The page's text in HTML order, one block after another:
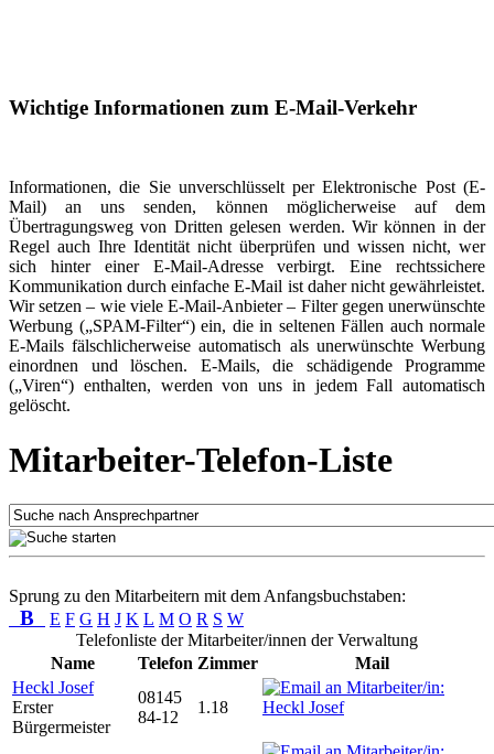
Wichtige Informationen zum E-Mail-Verkehr
Informationen, die Sie unverschlüsselt per Elektronische Post (E-
Mail) an uns senden, können möglicherweise auf dem
Übertragungsweg von Dritten gelesen werden. Wir können in der
Regel auch Ihre Identität nicht überprüfen und wissen nicht, wer
sich hinter einer E-Mail-Adresse verbirgt. Eine rechtssichere
Kommunikation durch einfache E-Mail ist daher nicht gewährleistet.
Wir setzen – wie viele E-Mail-Anbieter – Filter gegen unerwünschte
Werbung („SPAM-Filter“) ein, die in seltenen Fällen auch normale
E-Mails fälschlicherweise automatisch als unerwünschte Werbung
einordnen und löschen. E-Mails, die schädigende Programme
(„Viren“) enthalten, werden von uns in jedem Fall automatisch
gelöscht.
Mitarbeiter-Telefon-Liste
Sprung zu den Mitarbeitern mit dem Anfangsbuchstaben:
B E F G H J K L M O R S W
Telefonliste der Mitarbeiter/innen der Verwaltung
Name
Telefon Zimmer
Mail
Heckl Josef
Erster
Bürgermeister
08145
84-12
1.18